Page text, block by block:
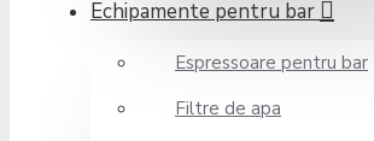
Echipamente pentru bar
Espressoare pentru bar
Filtre de apa